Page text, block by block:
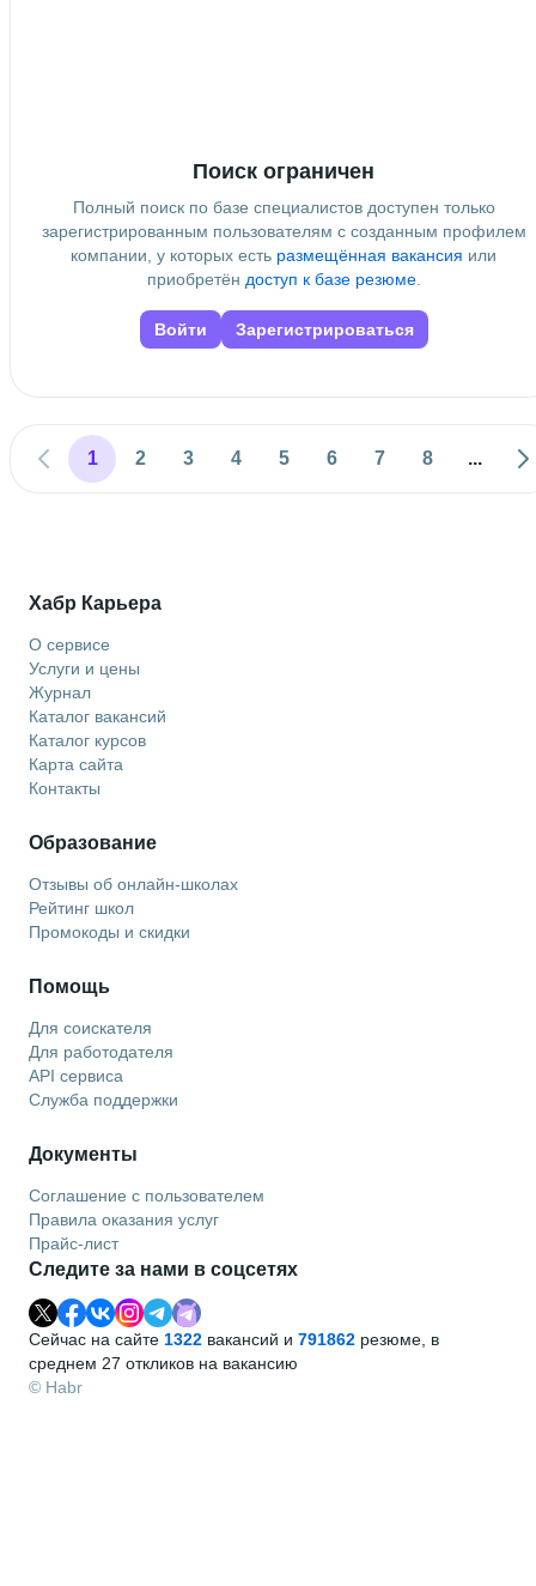
Поиск ограничен
Полный поиск по базе специалистов доступен только
зарегистрированным пользователям с созданным профилем
компании, у которых есть размещённая вакансия или
приобретён доступ к базе резюме.
Войти Зарегистрироваться
1 2 3 4 5 6 7 8 ...
Хабр Карьера
О сервисе
Услуги и цены
Журнал
Каталог вакансий
Каталог курсов
Карта сайта
Контакты
Образование
Отзывы об онлайн-школах
Рейтинг школ
Промокоды и скидки
Помощь
Для соискателя
Для работодателя
API сервиса
Служба поддержки
Документы
Соглашение с пользователем
Правила оказания услуг
Прайс-лист
Следите за нами в соцсетях
Сейчас на сайте 1322 вакансий и 791862 резюме, в
среднем 27 откликов на вакансию
© Habr